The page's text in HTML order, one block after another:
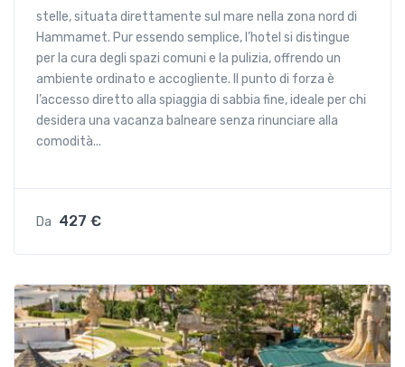
stelle, situata direttamente sul mare nella zona nord di
Hammamet. Pur essendo semplice, l’hotel si distingue
per la cura degli spazi comuni e la pulizia, offrendo un
ambiente ordinato e accogliente. Il punto di forza è
l’accesso diretto alla spiaggia di sabbia fine, ideale per chi
desidera una vacanza balneare senza rinunciare alla
comodità...
Da 427 €